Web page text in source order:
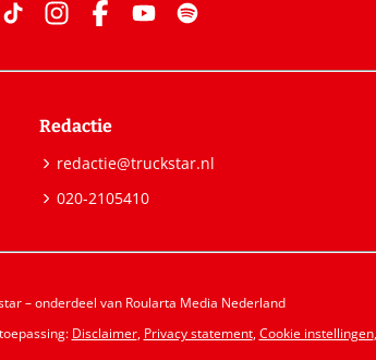
Redactie
redactie@truckstar.nl
020-2105410
– onderdeel van Roularta Media Nederland
Disclaimer, Privacy statement,Cookie instellingen,